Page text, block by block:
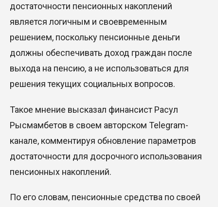
достаточности пенсионных накоплений
является логичным и своевременным
решением, поскольку пенсионные деньги
должны обеспечивать доход граждан после
выхода на пенсию, а не использоваться для
решения текущих социальных вопросов.
Такое мнение высказал финансист Расул
Рысмамбетов в своем авторском Telegram-
канале, комментируя обновление параметров
достаточности для досрочного использования
пенсионных накоплений.
По его словам, пенсионные средства по своей